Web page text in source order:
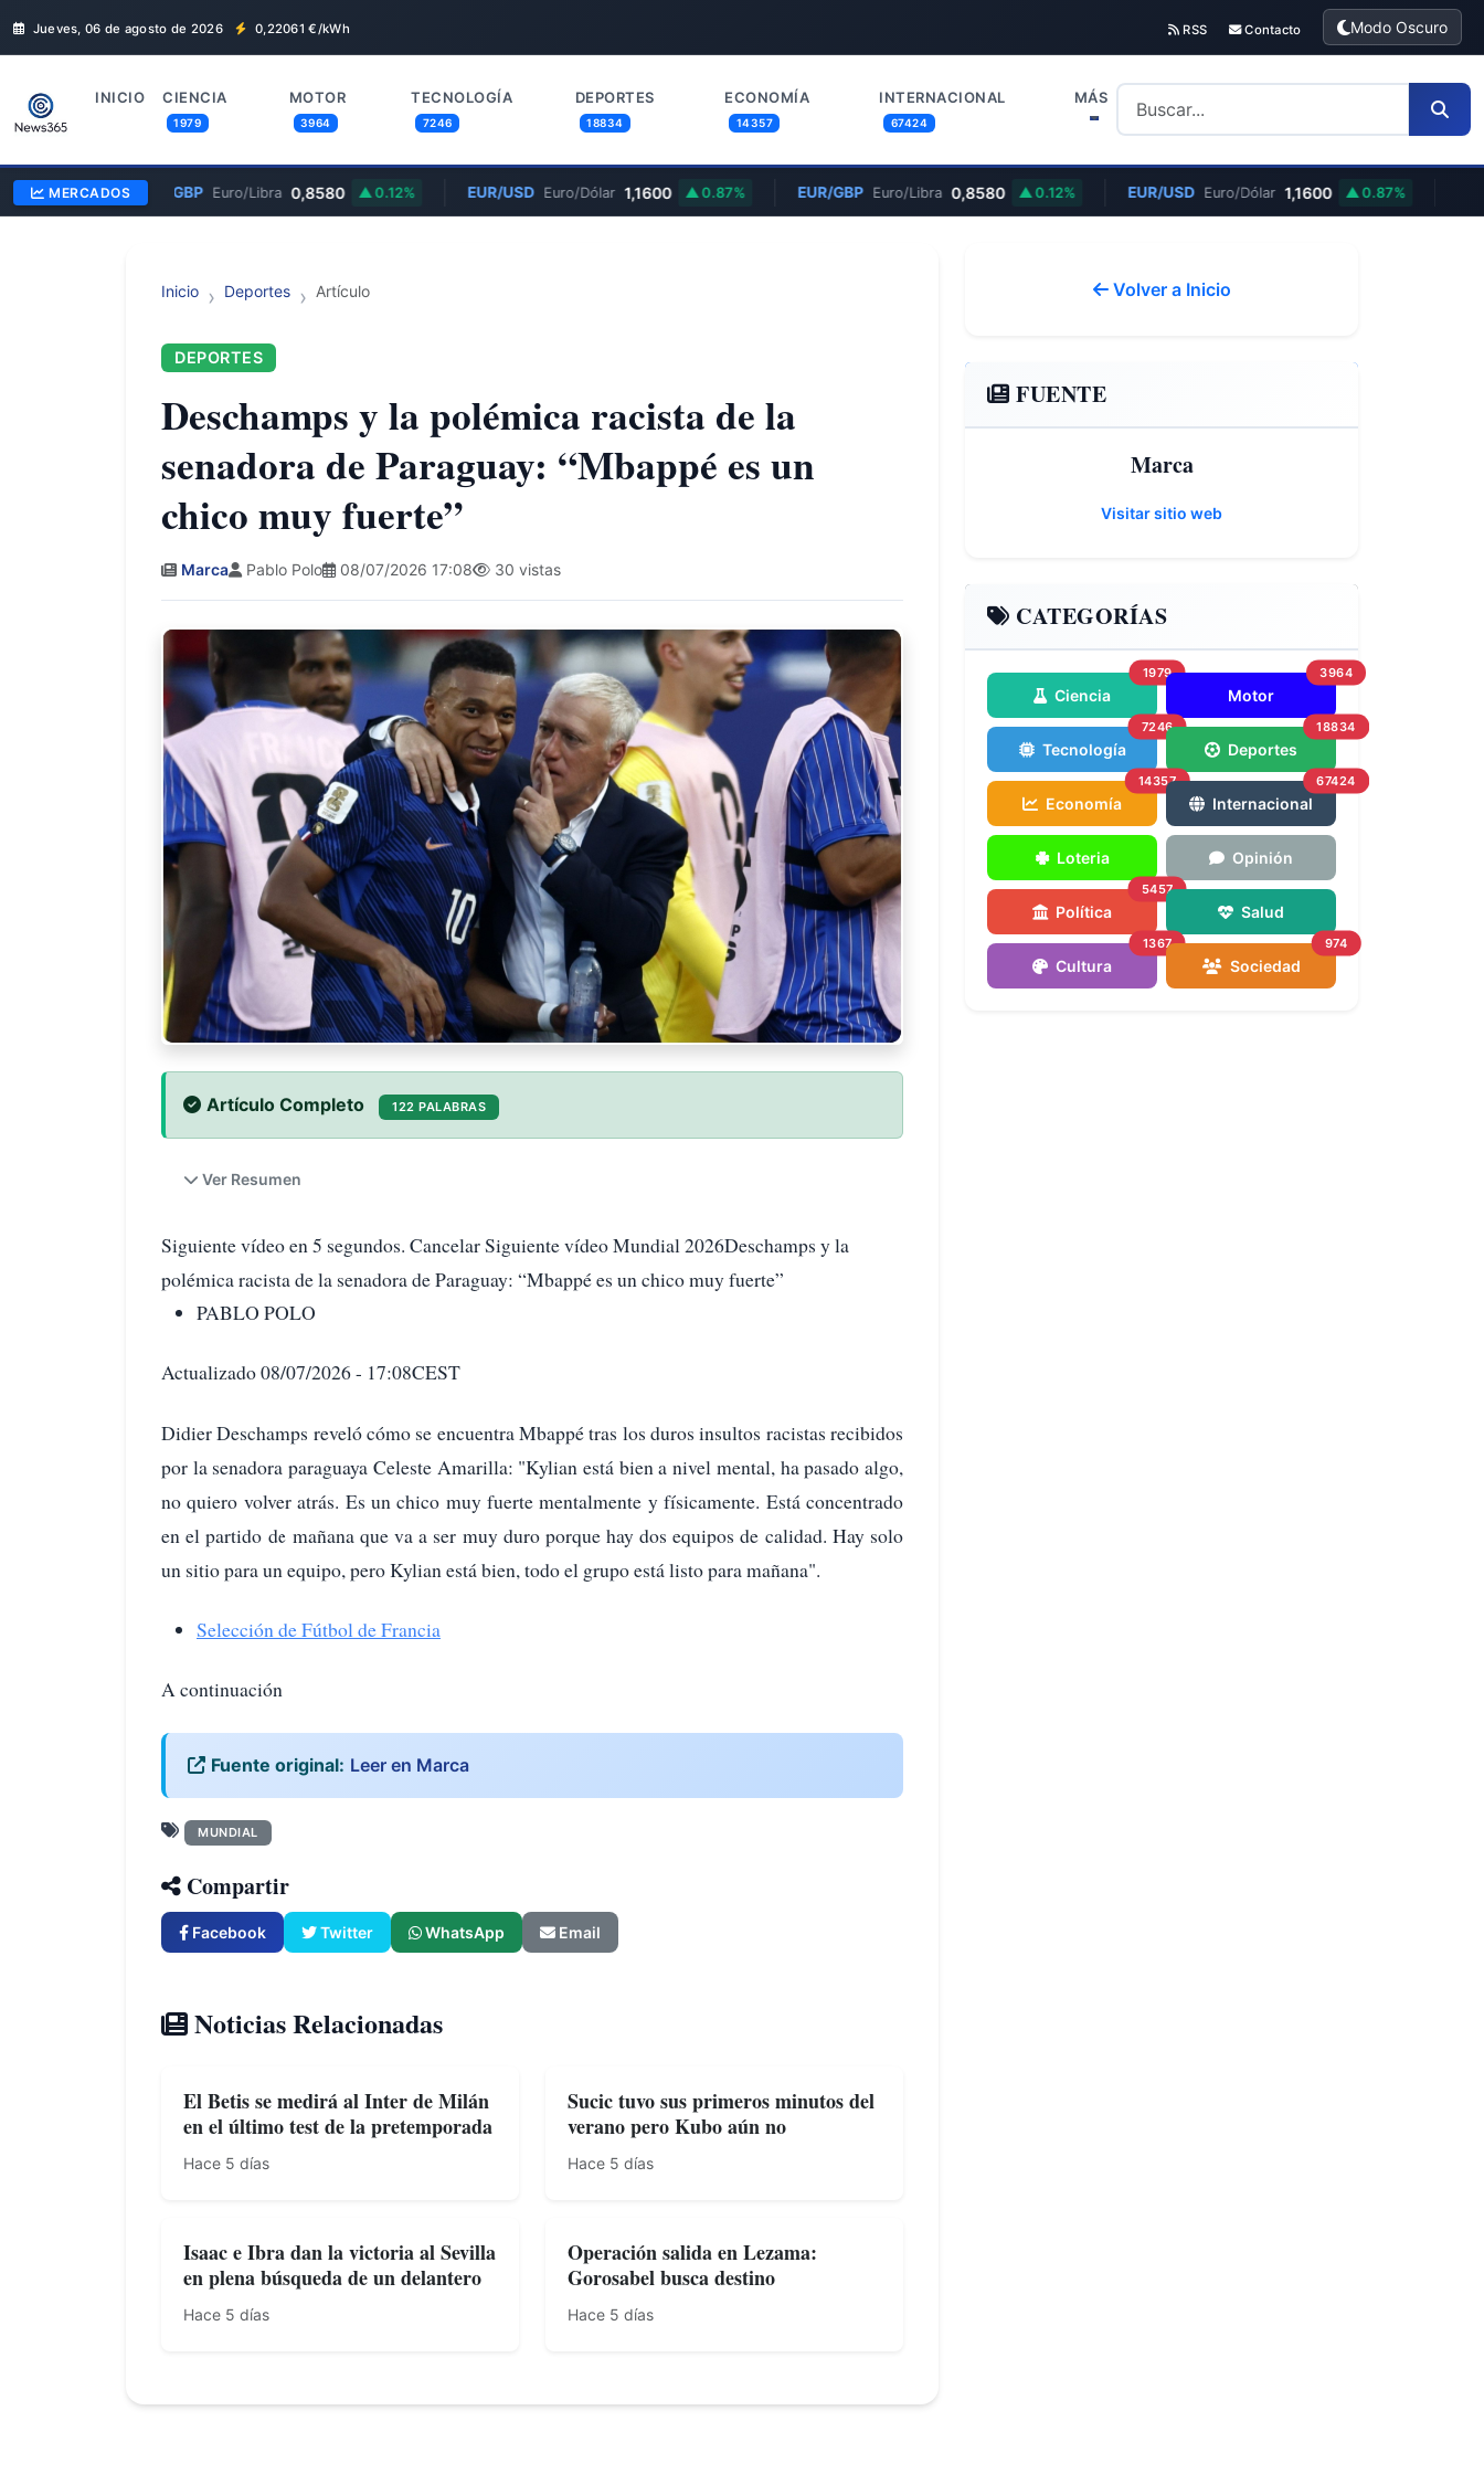
Jueves, 06 de agosto de 2026 0,22061 €/kWh RSS Contacto Modo Oscuro
INICIO CIENCIA
1979
MOTOR
3964
TECNOLOGÍA
7246
DEPORTES
18834
ECONOMÍA
14357
INTERNACIONAL
67424
MÁS
MERCADOSEUR/GBP Euro/Libra 0,8580 0.12% EUR/USD Euro/Dólar 1,1600 0.87% EUR/GBP Euro/Libra 0,8580 0.12% EUR/USD Euro/Dólar 1,1600 0.87%
Inicio Deportes Artículo
DEPORTES
Deschamps y la polémica racista de la
senadora de Paraguay: “Mbappé es un
chico muy fuerte”
Marca Pablo Polo 08/07/2026 17:08 30 vistas
Artículo Completo 122 PALABRAS
Ver Resumen
Siguiente vídeo en 5 segundos. Cancelar Siguiente vídeo Mundial 2026Deschamps y la
polémica racista de la senadora de Paraguay: “Mbappé es un chico muy fuerte”
PABLO POLO
Actualizado 08/07/2026 - 17:08CEST
Didier Deschamps reveló cómo se encuentra Mbappé tras los duros insultos racistas recibidos
por la senadora paraguaya Celeste Amarilla: "Kylian está bien a nivel mental, ha pasado algo,
no quiero volver atrás. Es un chico muy fuerte mentalmente y físicamente. Está concentrado
en el partido de mañana que va a ser muy duro porque hay dos equipos de calidad. Hay solo
un sitio para un equipo, pero Kylian está bien, todo el grupo está listo para mañana".
Selección de Fútbol de Francia
A continuación
Fuente original: Leer en Marca
MUNDIAL
Compartir
Facebook Twitter WhatsApp Email
Noticias Relacionadas
El Betis se medirá al Inter de Milán
en el último test de la pretemporada
Hace 5 días
Sucic tuvo sus primeros minutos del
verano pero Kubo aún no
Hace 5 días
Isaac e Ibra dan la victoria al Sevilla
en plena búsqueda de un delantero
Hace 5 días
Operación salida en Lezama:
Gorosabel busca destino
Hace 5 días
Volver a Inicio
FUENTE
Marca
Visitar sitio web
CATEGORÍAS
Ciencia
1979
Motor
3964
Tecnología
7246
Deportes
18834
Economía
14357
Internacional
67424
Loteria Opinión
Política
5457
Salud
Cultura
1367
Sociedad
974